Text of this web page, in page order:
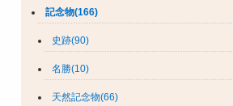
記念物(166)
史跡(90)
名勝(10)
天然記念物(66)